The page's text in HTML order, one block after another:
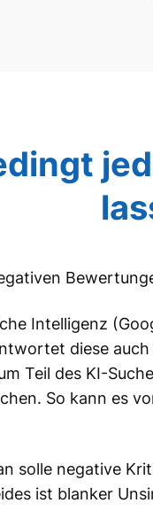
Intelligenz
diese
Teil des KI-
So kann es
solle negative
ist blanker